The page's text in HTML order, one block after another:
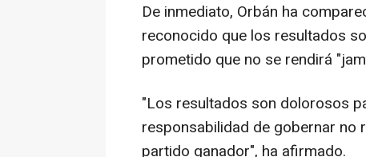
De inmediato, Orbán ha
reconocido que los resultados
prometido que no se rendirá
"Los resultados son dolorosos
responsabilidad de gobernar no
partido ganador", ha afirmado.